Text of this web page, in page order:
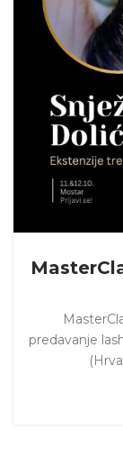
predavanje